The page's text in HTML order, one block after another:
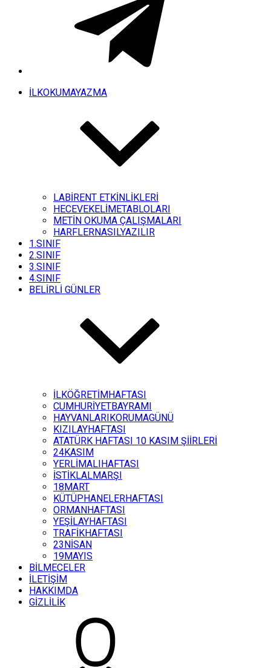
İLKOKUMAYAZMA
LABİRENT ETKİNLİKLERİ
HECEVEKELİMETABLOLARI
METİN OKUMA ÇALIŞMALARI
HARFLERNASILYAZILIR
1.SINIF
2.SINIF
3.SINIF
4.SINIF
BELİRLİ GÜNLER
İLKÖĞRETİMHAFTASI
CUMHURİYETBAYRAMI
HAYVANLARIKORUMAGÜNÜ
KIZILAYHAFTASI
ATATÜRK HAFTASI 10 KASIM ŞİİRLERİ
24KASIM
YERLİMALIHAFTASI
İSTİKLALMARŞI
18MART
KÜTÜPHANELERHAFTASI
ORMANHAFTASI
YEŞİLAYHAFTASI
TRAFİKHAFTASI
23NİSAN
19MAYIS
BİLMECELER
İLETİŞİM
HAKKIMDA
GİZLİLİK